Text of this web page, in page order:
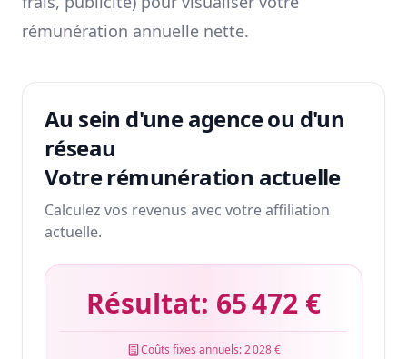
rémunération annuelle nette.
Au sein d'une agence ou d'un
réseau
Votre rémunération actuelle
Calculez vos revenus avec votre affiliation
actuelle.
Résultat: 65 472 €
Coûts fixes annuels:2 028 €